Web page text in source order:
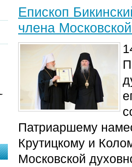
Епископ
члена
Патриаршему
Крутицкому и
Московской